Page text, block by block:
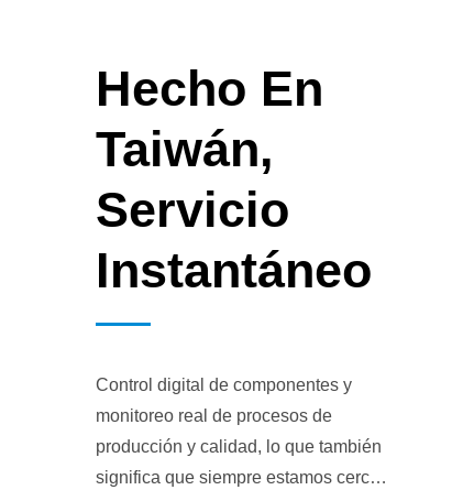
Hecho En
Taiwán,
Servicio
Instantáneo
Control digital de componentes y
monitoreo real de procesos de
producción y calidad, lo que también
significa que siempre estamos cerca
Espuma De Cuentas